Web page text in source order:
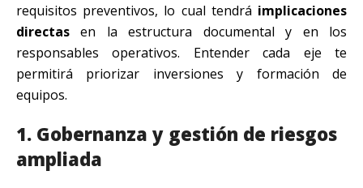
requisitos preventivos, lo cual tendrá implicaciones
directas en la estructura documental y en los
responsables operativos. Entender cada eje te
permitirá priorizar inversiones y formación de
equipos.
1. Gobernanza y gestión de riesgos
ampliada